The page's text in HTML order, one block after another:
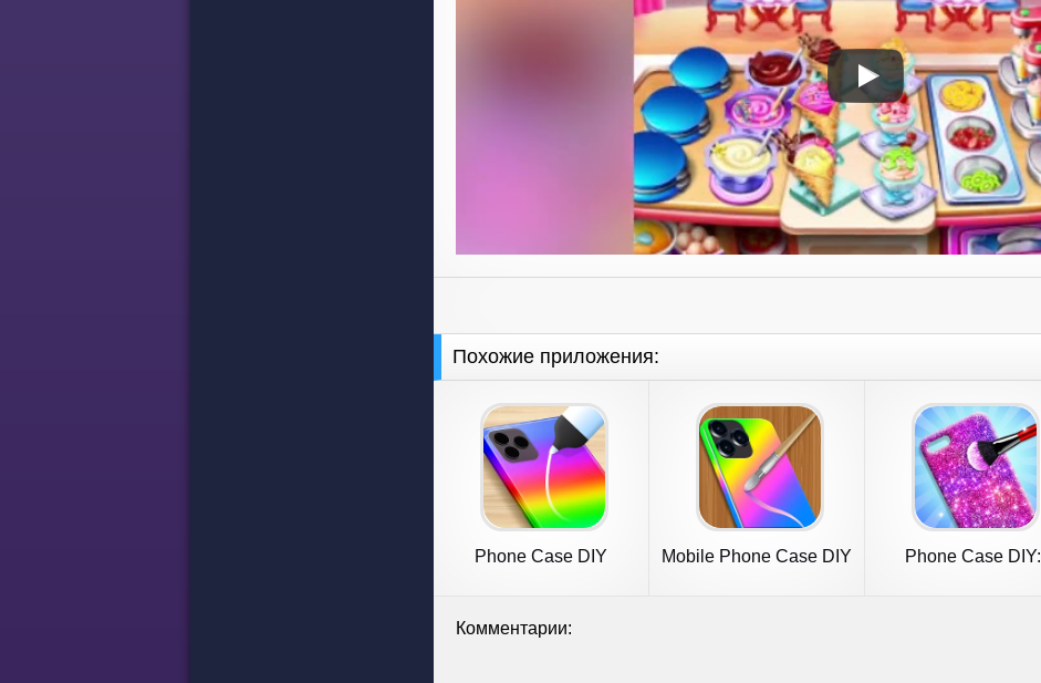
Похожие приложения:
Phone Case DIY Mobile Phone Case DIY
Phone Case DIY:
Комментарии: